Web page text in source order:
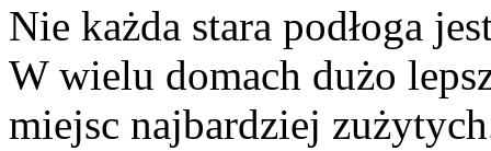
Nie każda stara podłoga
W wielu domach dużo
miejsc najbardziej